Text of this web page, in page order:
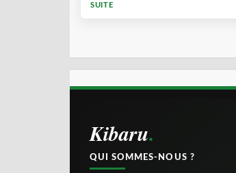
SUITE
Kibaru
QUI SOMMES-NOUS ?